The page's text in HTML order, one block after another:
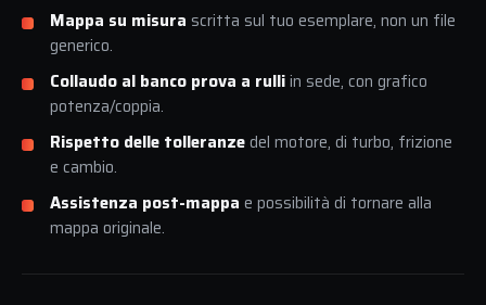
Mappa su misura scritta sul tuo esemplare, non un file
generico.
Collaudo al banco prova a rulliin sede, con grafico
potenza/coppia.
Rispetto delle tolleranzedel motore, di turbo, frizione
e cambio.
Assistenza post-mappa e possibilità di tornare alla
mappa originale.